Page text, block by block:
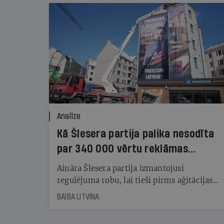
Analīze
Kā Šlesera partija palika nesodīta
par 340 000 vērtu reklāmas
kampaņu
Aināra Šlesera partija izmantojusi
regulējuma robu, lai tieši pirms aģitācijas
starta izreklamētos par summu, kas
BAIBA LITVINA